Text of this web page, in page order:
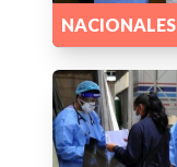
NACIONALES